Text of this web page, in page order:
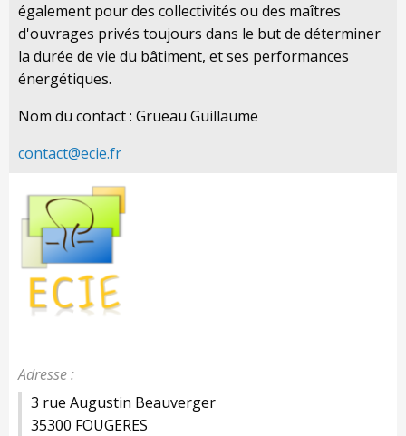
également pour des collectivités ou des maîtres
d'ouvrages privés toujours dans le but de déterminer
la durée de vie du bâtiment, et ses performances
énergétiques.
Nom du contact : Grueau Guillaume
contact@ecie.fr
Adresse :
3 rue Augustin Beauverger
35300 FOUGERES